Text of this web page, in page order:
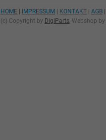
HOME IMPRESSUM KONTAKT AGB
(c) Copyright by DigiParts, Webshop by